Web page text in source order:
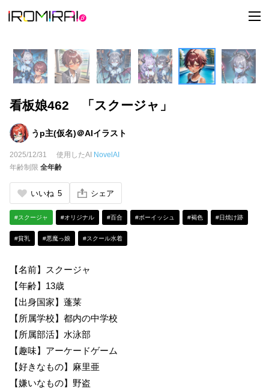
t
o
l
e
a
v
看板娘462 「スクージャ」
うp主(仮名)＠AIイラスト
2025/12/31 使用したAI NovelAI
年齢制限 全年齢
いいね 5 シェア
#スクージャ #オリジナル #百合 #ボーイッシュ #褐色 #日焼け跡
#貧乳 #悪魔っ娘 #スクール水着
【名前】スクージャ
【年齢】13歳
【出身国家】蓬莱
【所属学校】都内の中学校
【所属部活】水泳部
【趣味】アーケードゲーム
【好きなもの】麻里亜
【嫌いなもの】野盗